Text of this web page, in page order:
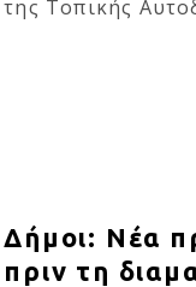
Δήμοι: Νέα
πριν τη